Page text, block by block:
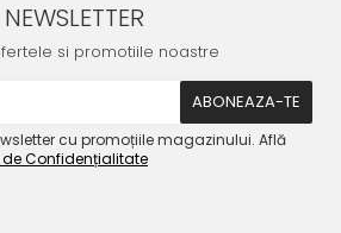
NEWSLETTER
si promotiile noastre
cu promoțiile magazinului. Află
de Confidențialitate